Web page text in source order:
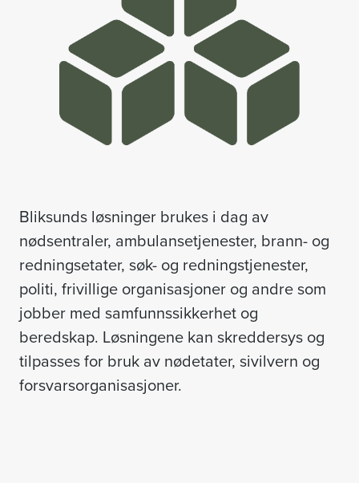
Bliksunds løsninger brukes i dag av
nødsentraler, ambulansetjenester, brann- og
redningsetater, søk- og redningstjenester,
politi, frivillige organisasjoner og andre som
jobber med samfunnssikkerhet og
beredskap. Løsningene kan skreddersys og
tilpasses for bruk av nødetater, sivilvern og
forsvarsorganisasjoner.